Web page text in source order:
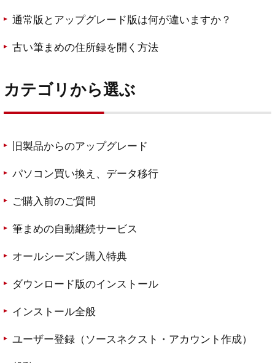
通常版とアップグレード版は何が違いますか？
古い筆まめの住所録を開く方法
カテゴリから選ぶ
旧製品からのアップグレード
パソコン買い換え、データ移行
ご購入前のご質問
筆まめの自動継続サービス
オールシーズン購入特典
ダウンロード版のインストール
インストール全般
ユーザー登録（ソースネクスト・アカウント作成）